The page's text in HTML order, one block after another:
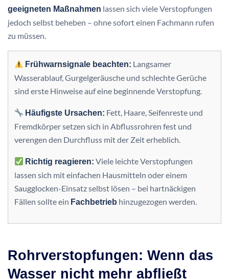
geeigneten Maßnahmen lassen sich viele Verstopfungen
jedoch selbst beheben – ohne sofort einen Fachmann rufen
zu müssen.
Frühwarnsignale beachten: Langsamer
Wasserablauf, Gurgelgeräusche und schlechte Gerüche
sind erste Hinweise auf eine beginnende Verstopfung.
Häufigste Ursachen: Fett, Haare, Seifenreste und
Fremdkörper setzen sich in Abflussrohren fest und
verengen den Durchfluss mit der Zeit erheblich.
Richtig reagieren: Viele leichte Verstopfungen
lassen sich mit einfachen Hausmitteln oder einem
Saugglocken-Einsatz selbst lösen – bei hartnäckigen
Fällen sollte ein Fachbetrieb hinzugezogen werden.
Rohrverstopfungen: Wenn das
Wasser nicht mehr abfließt